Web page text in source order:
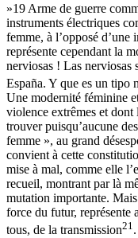
»19 Arme de guerre
instruments électriques
femme, à l’opposé d’une
représente cependant la
nerviosas ! Las nerviosas
España. Y que es un tipo
Une modernité féminine
violence extrêmes et dont
trouver puisqu’aucune
femme », au grand
convient à cette
mise à mal, comme elle
recueil, montrant par là
mutation importante.
force du futur, représente
tous, de la transmission21.